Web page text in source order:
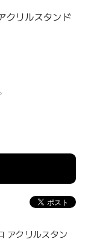
クリルスタンド
アクリルスタン